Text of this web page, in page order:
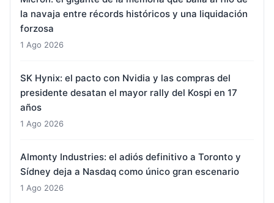
la navaja entre récords históricos y una liquidación
forzosa
1 Ago 2026
SK Hynix: el pacto con Nvidia y las compras del
presidente desatan el mayor rally del Kospi en 17
años
1 Ago 2026
Almonty Industries: el adiós definitivo a Toronto y
Sídney deja a Nasdaq como único gran escenario
1 Ago 2026